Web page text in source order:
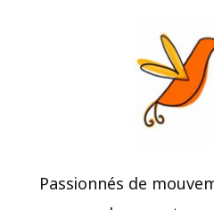
Passionnés de